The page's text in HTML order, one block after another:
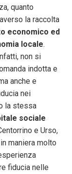
quanto
la raccolta
economico ed
locale.
non si
indotta e
anche e
nei
la stessa
sociale
e Urso,
maniera molto
fiducia nelle